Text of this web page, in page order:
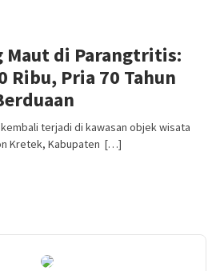
Maut di Parangtritis:
Ribu, Pria 70 Tahun
terjadi di kawasan objek wisata
Kretek, Kabupaten […]